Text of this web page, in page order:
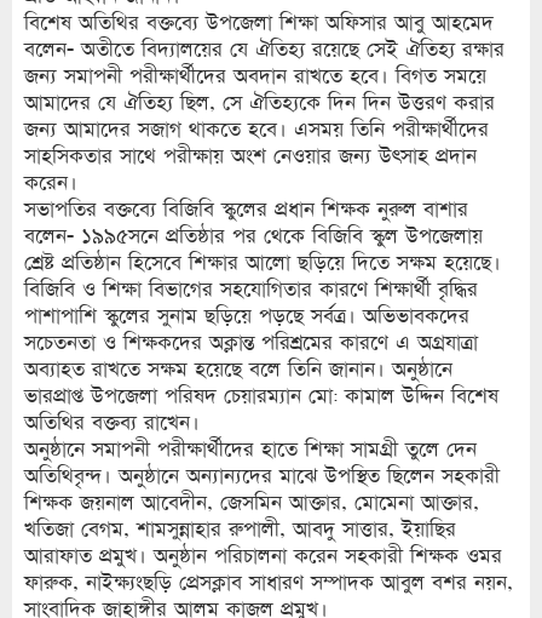
বিশেষ অতিথির বক্তব্যে উপজেলা শিক্ষা অফিসার আবু আহমেদ
বলেন- অতীতে বিদ্যালয়ের যে ঐতিহ্য রয়েছে সেই ঐতিহ্য রক্ষার
জন্য সমাপনী পরীক্ষার্থীদের অবদান রাখতে হবে। বিগত সময়ে
আমাদের যে ঐতিহ্য ছিল, সে ঐতিহ্যকে দিন দিন উত্তরণ করার
জন্য আমাদের সজাগ থাকতে হবে। এসময় তিনি পরীক্ষার্থীদের
সাহসিকতার সাথে পরীক্ষায় অংশ নেওয়ার জন্য উৎসাহ প্রদান
করেন।
সভাপতির বক্তব্যে বিজিবি স্কুলের প্রধান শিক্ষক নুরুল বাশার
বলেন- ১৯৯৫সনে প্রতিষ্ঠার পর থেকে বিজিবি স্কুল উপজেলায়
শ্রেষ্ট প্রতিষ্ঠান হিসেবে শিক্ষার আলো ছড়িয়ে দিতে সক্ষম হয়েছে।
বিজিবি ও শিক্ষা বিভাগের সহযোগিতার কারণে শিক্ষার্থী বৃদ্ধির
পাশাপাশি স্কুলের সুনাম ছড়িয়ে পড়ছে সর্বত্র। অভিভাবকদের
সচেতনতা ও শিক্ষকদের অক্লান্ত পরিশ্রমের কারণে এ অগ্রযাত্রা
অব্যাহত রাখতে সক্ষম হয়েছে বলে তিনি জানান। অনুষ্ঠানে
ভারপ্রাপ্ত উপজেলা পরিষদ চেয়ারম্যান মো: কামাল উদ্দিন বিশেষ
অতিথির বক্তব্য রাখেন।
অনুষ্ঠানে সমাপনী পরীক্ষার্থীদের হাতে শিক্ষা সামগ্রী তুলে দেন
অতিথিবৃন্দ। অনুষ্ঠানে অন্যান্যদের মাঝে উপস্থিত ছিলেন সহকারী
শিক্ষক জয়নাল আবেদীন, জেসমিন আক্তার, মোমেনা আক্তার,
খতিজা বেগম, শামসুন্নাহার রুপালী, আবদু সাত্তার, ইয়াছির
আরাফাত প্রমুখ। অনুষ্ঠান পরিচালনা করেন সহকারী শিক্ষক ওমর
ফারুক, নাইক্ষ্যংছড়ি প্রেসক্লাব সাধারণ সম্পাদক আবুল বশর নয়ন,
সাংবাদিক জাহাঙ্গীর আলম কাজল প্রমুখ।